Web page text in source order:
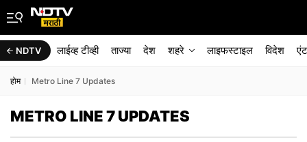
NDTV लाईव्ह टीव्ही ताज्या देश शहरे लाइफस्टाइल विदेश
होम Metro Line 7 Updates
METRO LINE 7 UPDATES